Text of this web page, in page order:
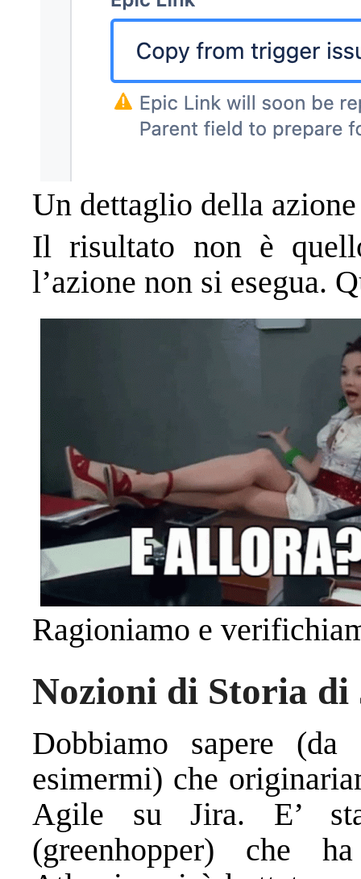
Un dettaglio della azione
Il risultato non è
l’azione non si esegua.
Ragioniamo e
Nozioni di Storia
Dobbiamo sapere
esimermi) che
Agile su Jira. E’
(greenhopper) che